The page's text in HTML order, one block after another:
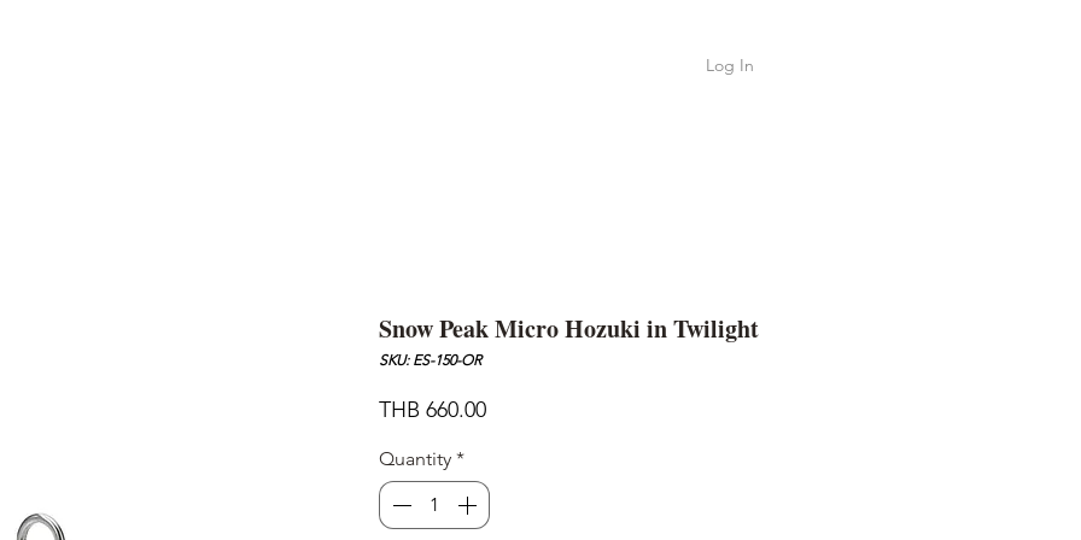
Log In
Snow Peak Micro Hozuki in Twilight
SKU: ES-150-OR
THB 660.00Price
Quantity *